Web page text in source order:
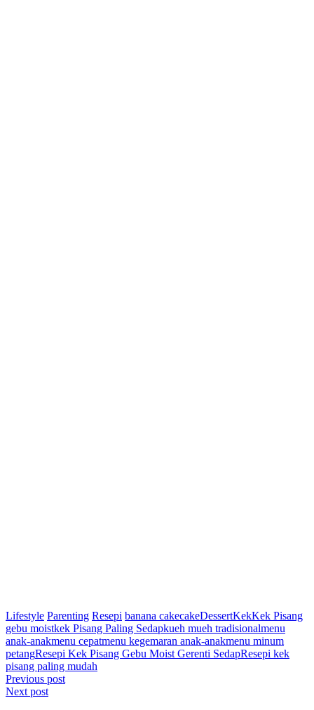
Lifestyle Parenting Resepi banana cakecakeDessertKekKek Pisang
gebu moistkek Pisang Paling Sedapkueh mueh tradisionalmenu
anak-anakmenu cepatmenu kegemaran anak-anakmenu minum
petangResepi Kek Pisang Gebu Moist Gerenti SedapResepi kek
pisang paling mudah
Post
navigation
Previous post
Next post